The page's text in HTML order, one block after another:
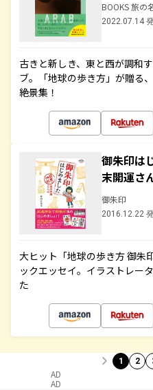
BOOKS 旅の
2022.07.14
古きと新しき、東と西が調和
ブ。「地球の歩き方」が贈る
絶景集！
御朱印
末開運さ
御朱印
2016.12.22
大ヒット「地球の歩き方 御朱
ックエッセイ。イラストレー
た
1 2
AD
AD